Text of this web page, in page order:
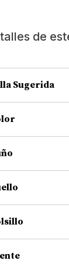
de
Sugerida